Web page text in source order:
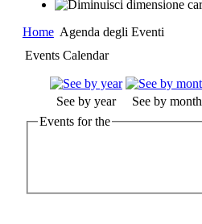
Home Agenda degli Eventi
Events Calendar
See by year See by month
Events for the